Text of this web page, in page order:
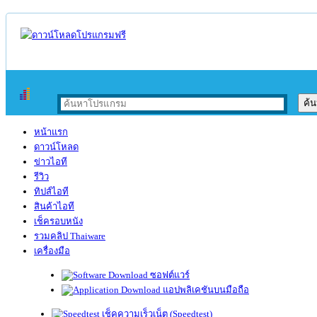
หน้าแรก
ดาวน์โหลด
ข่าวไอที
รีวิว
ทิปส์ไอที
สินค้าไอที
เช็ครอบหนัง
รวมคลิป Thaiware
เครื่องมือ
ซอฟต์แวร์
แอปพลิเคชันบนมือถือ
เช็คความเร็วเน็ต (Speedtest)